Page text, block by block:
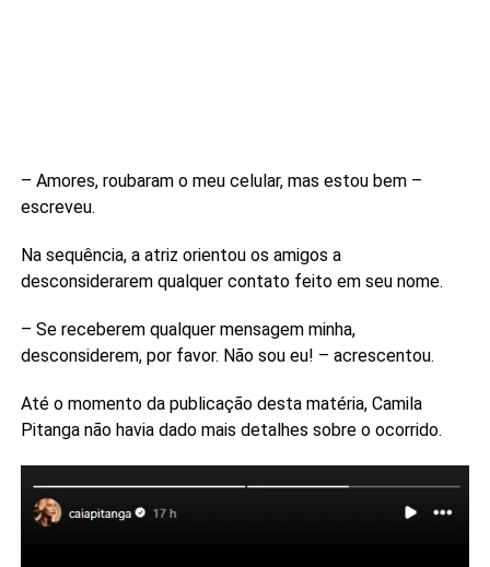
– Amores, roubaram o meu celular, mas estou bem –
escreveu.
Na sequência, a atriz orientou os amigos a
desconsiderarem qualquer contato feito em seu nome.
– Se receberem qualquer mensagem minha,
desconsiderem, por favor. Não sou eu! – acrescentou.
Até o momento da publicação desta matéria, Camila
Pitanga não havia dado mais detalhes sobre o ocorrido.